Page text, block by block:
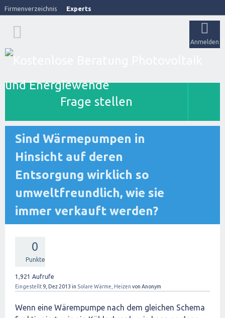
Firmenverzeichnis Experts
Anmelden
Frage stellen
Sind Wärmepumpen in
Hinsicht auf deren
Entsorgung wirklich so
umweltfreundlich, wie sie
immer verkauft werden?
0
Punkte
1,921 Aufrufe
Eingestellt 9, Dez 2013 in Solare Wärme, Heizen von Anonym
Wenn eine Wärempumpe nach dem gleichen Schema